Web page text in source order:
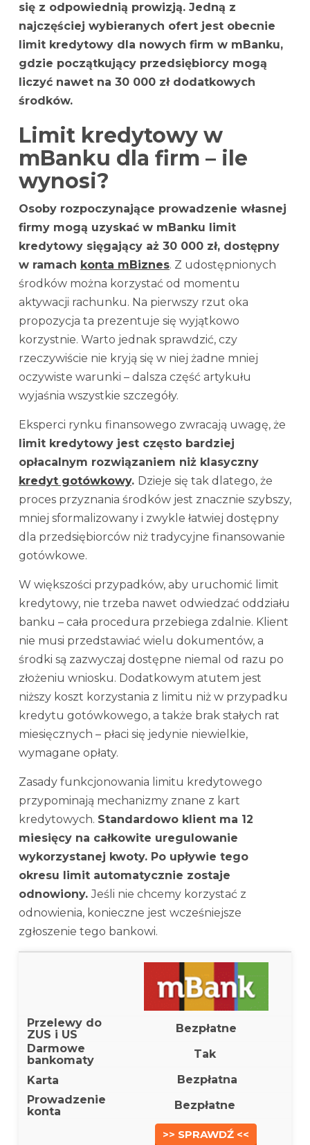
się z odpowiednią prowizją. Jedną z
najczęściej wybieranych ofert jest obecnie
limit kredytowy dla nowych firm w mBanku,
gdzie początkujący przedsiębiorcy mogą
liczyć nawet na 30 000 zł dodatkowych
środków.
Limit kredytowy w
mBanku dla firm – ile
wynosi?
Osoby rozpoczynające prowadzenie własnej
firmy mogą uzyskać w mBanku limit
kredytowy sięgający aż 30 000 zł, dostępny
w ramach konta mBiznes. Z udostępnionych
środków można korzystać od momentu
aktywacji rachunku. Na pierwszy rzut oka
propozycja ta prezentuje się wyjątkowo
korzystnie. Warto jednak sprawdzić, czy
rzeczywiście nie kryją się w niej żadne mniej
oczywiste warunki – dalsza część artykułu
wyjaśnia wszystkie szczegóły.
Eksperci rynku finansowego zwracają uwagę, że
limit kredytowy jest często bardziej
opłacalnym rozwiązaniem niż klasyczny
kredyt gotówkowy. Dzieje się tak dlatego, że
proces przyznania środków jest znacznie szybszy,
mniej sformalizowany i zwykle łatwiej dostępny
dla przedsiębiorców niż tradycyjne finansowanie
gotówkowe.
W większości przypadków, aby uruchomić limit
kredytowy, nie trzeba nawet odwiedzać oddziału
banku – cała procedura przebiega zdalnie. Klient
nie musi przedstawiać wielu dokumentów, a
środki są zazwyczaj dostępne niemal od razu po
złożeniu wniosku. Dodatkowym atutem jest
niższy koszt korzystania z limitu niż w przypadku
kredytu gotówkowego, a także brak stałych rat
miesięcznych – płaci się jedynie niewielkie,
wymagane opłaty.
Zasady funkcjonowania limitu kredytowego
przypominają mechanizmy znane z kart
kredytowych. Standardowo klient ma 12
miesięcy na całkowite uregulowanie
wykorzystanej kwoty. Po upływie tego
okresu limit automatycznie zostaje
odnowiony.Jeśli nie chcemy korzystać z
odnowienia, konieczne jest wcześniejsze
zgłoszenie tego bankowi.
Bezpłatne
Tak
Bezpłatna
Bezpłatne
>> SPRAWDŹ <<